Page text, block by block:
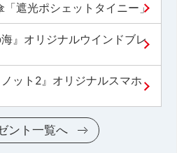
遮光ポシェットタイニー」
』オリジナルウインドブレ
ット2』オリジナルスマホ
ント一覧へ